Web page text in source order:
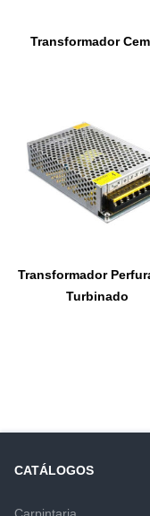
Transformador
Transformador
Turbinado
CATÁLOGOS